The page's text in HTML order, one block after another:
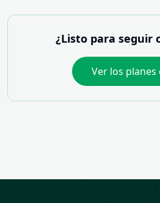
¿Listo para seguir
Ver los planes